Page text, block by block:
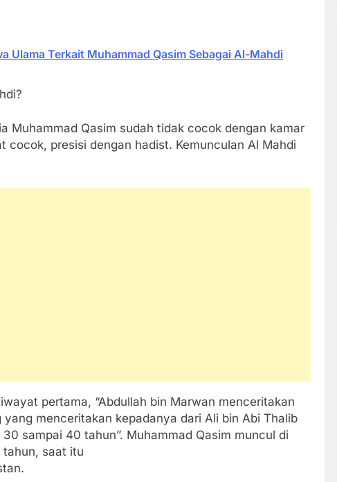
Ulama Terkait Muhammad Qasim Sebagai Al-Mahdi
Muhammad Qasim sudah tidak cocok dengan kamar
cocok, presisi dengan hadist. Kemunculan Al Mahdi
pertama, “Abdullah bin Marwan menceritakan
menceritakan kepadanya dari Ali bin Abi Thalib
sampai 40 tahun”. Muhammad Qasim muncul di
saat itu